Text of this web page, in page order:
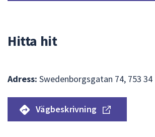
Hitta hit
Adress: Swedenborgsgatan 74, 753 34
Vägbeskrivning